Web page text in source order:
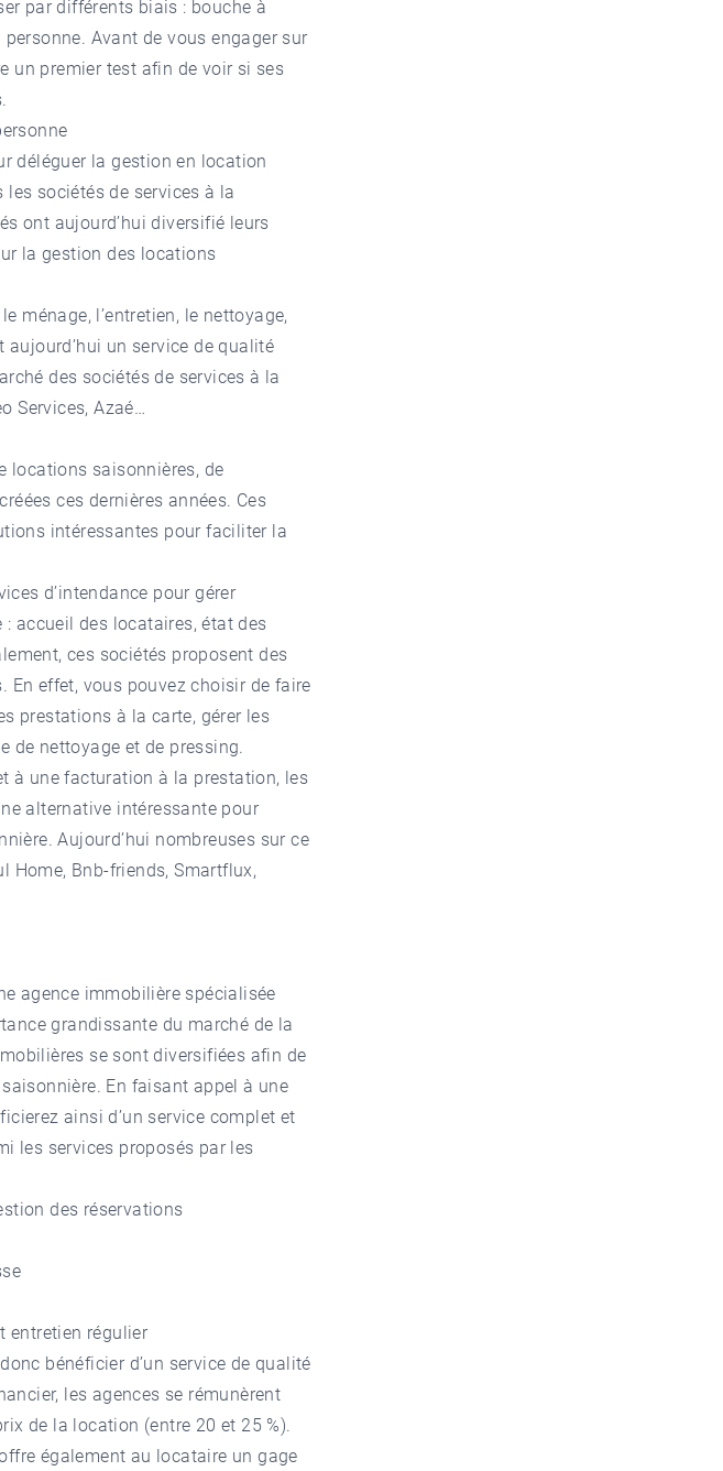
par différents biais : bouche à
Avant de vous engager sur
un premier test afin de voir si ses
déléguer la gestion en location
sociétés de services à la
ont aujourd’hui diversifié leurs
la gestion des locations
ménage, l’entretien, le nettoyage,
un service de qualité
des sociétés de services à la
Services, Azaé…
locations saisonnières, de
ces dernières années. Ces
intéressantes pour faciliter la
d’intendance pour gérer
accueil des locataires, état des
ces sociétés proposent des
En effet, vous pouvez choisir de faire
prestations à la carte, gérer les
de nettoyage et de pressing.
à une facturation à la prestation, les
alternative intéressante pour
Aujourd’hui nombreuses sur ce
Home, Bnb-friends, Smartflux,
agence immobilière spécialisée
grandissante du marché de la
se sont diversifiées afin de
En faisant appel à une
ainsi d’un service complet et
les services proposés par les
des réservations
entretien régulier
bénéficier d’un service de qualité
les agences se rémunèrent
de la location (entre 20 et 25 %).
également au locataire un gage